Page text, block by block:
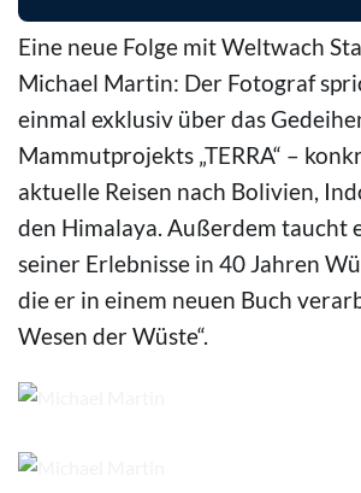
Eine neue Folge mit Weltwach
Michael Martin: Der Fotograf
einmal exklusiv über das
Mammutprojekts „TERRA“ –
aktuelle Reisen nach Bolivien,
den Himalaya. Außerdem taucht
seiner Erlebnisse in 40 Jahren
die er in einem neuen Buch
Wesen der Wüste“.